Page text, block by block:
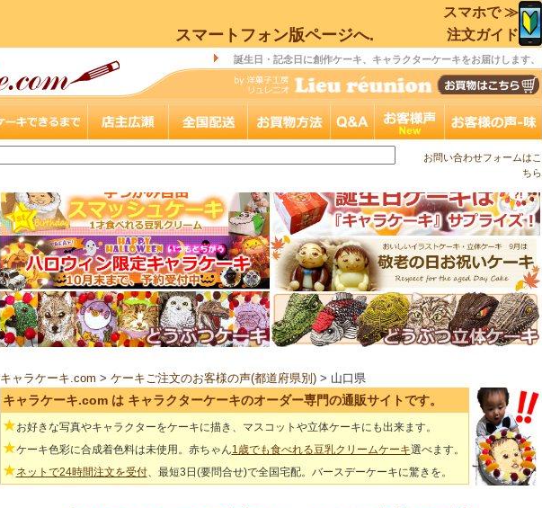
スマートフォン版ページへ.
スマホで ≫
注文ガイド
誕生日・記念日に創作ケーキ、キャラクターケーキをお届けします、
お問い合わせフォームはこ
ちら
キャラケーキ.com > ケーキご注文のお客様の声(都道府県別)> 山口県
キャラケーキ.com は キャラクターケーキのオーダー専門の通販サイトです。
★お好きな写真やキャラクターをケーキに描き、マスコットや立体ケーキにも出来ます。
★ケーキ色彩に合成着色料は未使用。赤ちゃん1歳でも食べれる豆乳クリームケーキ選べます。
★ネットで24時間注文を受付、最短3日(要問合せ)で全国宅配。バースデーケーキに驚きを。